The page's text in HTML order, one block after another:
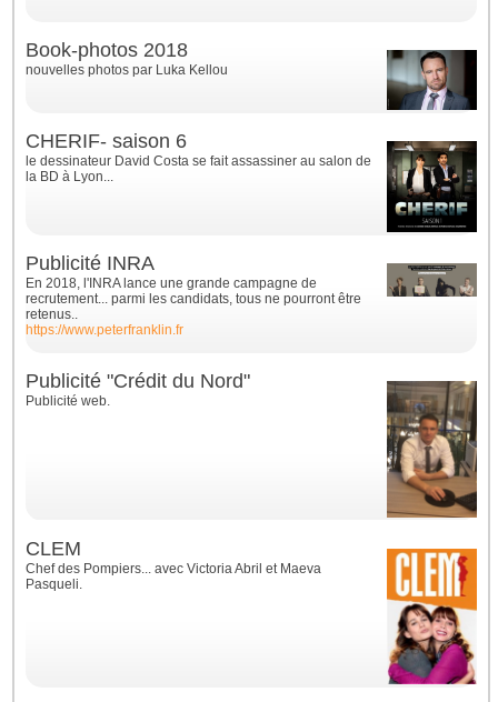
Book-photos 2018
nouvelles photos par Luka Kellou
CHERIF- saison 6
le dessinateur David Costa se fait assassiner au salon de
la BD à Lyon...
Publicité INRA
En 2018, l'INRA lance une grande campagne de
recrutement... parmi les candidats, tous ne pourront être
retenus..
https://www.peterfranklin.fr
Publicité "Crédit du Nord"
Publicité web.
CLEM
Chef des Pompiers... avec Victoria Abril et Maeva
Pasqueli.